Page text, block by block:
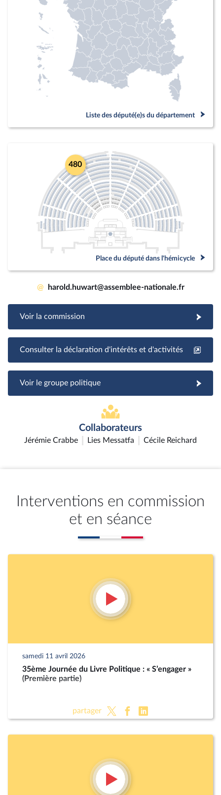
Liste des député(e)s du département
480
Place du député dans l'hémicycle
@ harold.huwart@assemblee-nationale.fr
Voir la commission
Consulter la déclaration d'intérêts et d'activités
Voir le groupe politique
Collaborateurs
Jérémie Crabbe Lies Messatfa Cécile Reichard
Interventions en commission
et en séance
samedi 11 avril 2026
35ème Journée du Livre Politique : « S’engager »
(Première partie)
partager